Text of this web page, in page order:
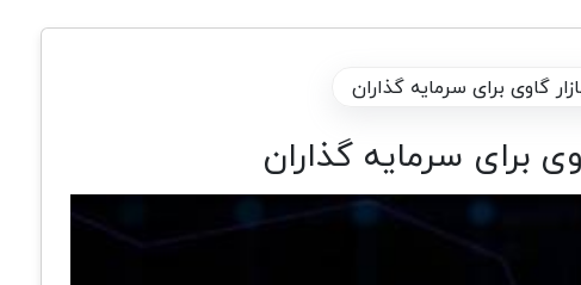
گاوی برای سرمایه گذاران
برای سرمایه گذاران